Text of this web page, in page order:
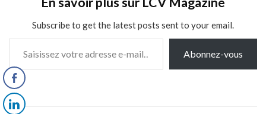
Subscribe to get the latest posts sent to your email.
Saisissez votre adresse e-mail…
Abonnez-vous